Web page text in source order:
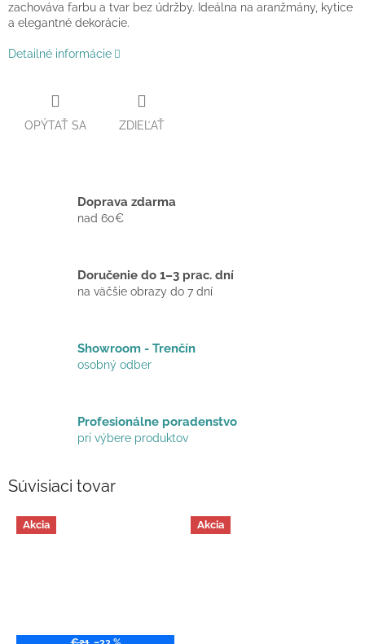
zachováva farbu a tvar bez údržby. Ideálna na aranžmány, kytice
a elegantné dekorácie.
Detailné informácie
OPÝTAŤ SA ZDIEĽAŤ
Doprava zdarma
nad 60€
Doručenie do 1–3 prac. dní
na väčšie obrazy do 7 dní
Showroom - Trenčín
osobný odber
Profesionálne poradenstvo
pri výbere produktov
Súvisiaci tovar
Akcia Akcia